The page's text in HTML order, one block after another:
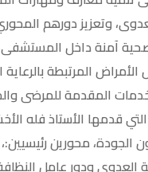
وتعزيز دورهم
آمنة داخل
المرتبطة
المقدمة للمرضى
قدمها الأستاذ فله
الجودة، محورين
العدوى ودور عامل